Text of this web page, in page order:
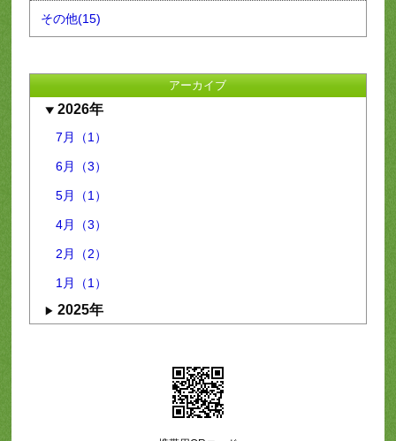
その他(15)
アーカイブ
2026年
7月（1）
6月（3）
5月（1）
4月（3）
2月（2）
1月（1）
2025年